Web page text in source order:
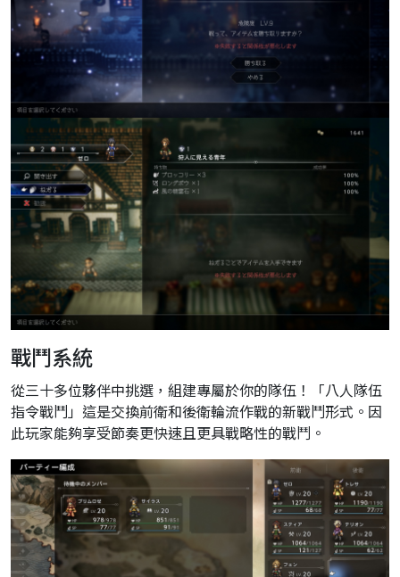
戰鬥系統
從三十多位夥伴中挑選，組建專屬於你的隊伍！「八人隊伍
指令戰鬥」這是交換前衛和後衛輪流作戰的新戰鬥形式。因
此玩家能夠享受節奏更快速且更具戰略性的戰鬥。